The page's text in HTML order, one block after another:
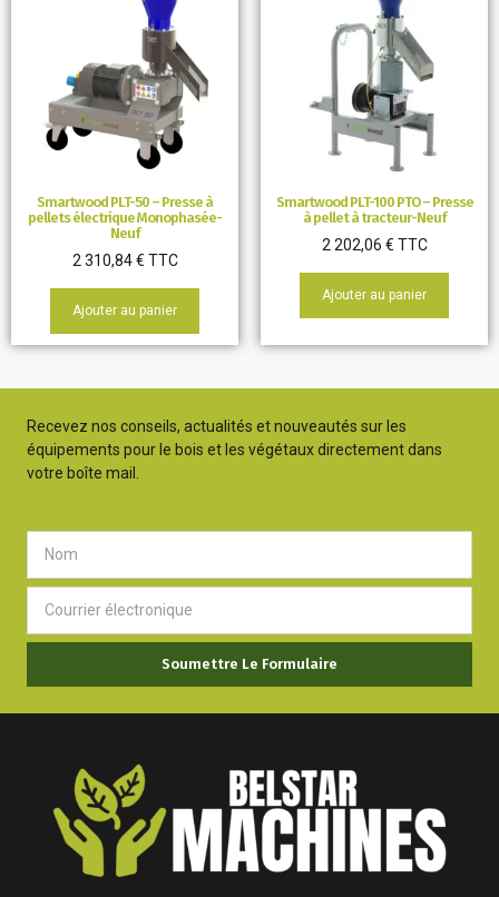
Smartwood PLT-50 – Presse à
pellets électrique Monophasée-
Neuf
2 310,84€ TTC
Ajouter au panier
Smartwood PLT-100 PTO – Presse
à pellet à tracteur-Neuf
2 202,06 € TTC
Ajouter au panier
Recevez nos conseils, actualités et nouveautés sur les
équipements pour le bois et les végétaux directement dans
votre boîte mail.
Soumettre Le Formulaire